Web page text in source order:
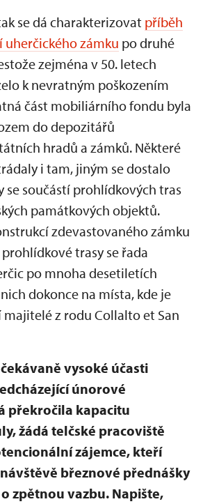
se dá charakterizovat příběh
zámku po druhé
zejména v 50. letech
k nevratným poškozením
část mobiliárního fondu byla
do depozitářů
hradů a zámků. Některé
i tam, jiným se dostalo
se součástí prohlídkových tras
památkových objektů.
zdevastovaného zámku
trasy se řada
po mnoha desetiletích
dokonce na místa, kde je
z rodu Collalto et San
vysoké účasti
únorové
překročila kapacitu
žádá telčské pracoviště
zájemce, kteří
březnové přednášky
zpětnou vazbu. Napište,